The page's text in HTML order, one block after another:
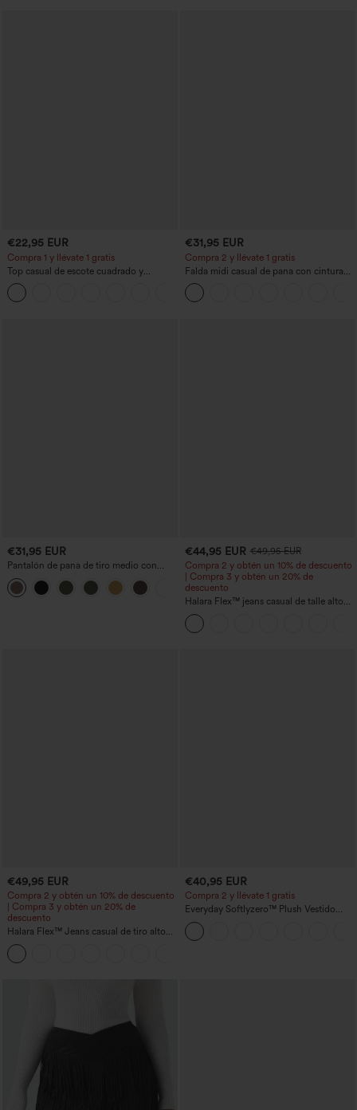
€22,95 EUR
Compra 1 y llévate 1 gratis
Top casual de escote cuadrado y
mangas cortas
€31,95 EUR
Compra 2 y llévate 1 gratis
Falda midi casual de pana con cintura
media y bolsillo lateral frontal con
solapa
€31,95 EUR
Pantalón de pana de tiro medio con
cremallera
€44,95 EUR €49,95 EUR
Compra 2 y obtén un 10% de descuento
| Compra 3 y obtén un 20% de
descuento
Halara Flex™ jeans casual de talle alto
con bolsillos, pierna recta y lavados
€49,95 EUR
Compra 2 y obtén un 10% de descuento
| Compra 3 y obtén un 20% de
descuento
Halara Flex™ Jeans casual de tiro alto
con control abdominal, pernera ancha y
bolsillos
€40,95 EUR
Compra 2 y llévate 1 gratis
Everyday Softlyzero™ Plush Vestido
deportivo sin espalda 2 en 1
acampanado -Wannabe -Easy Peezy